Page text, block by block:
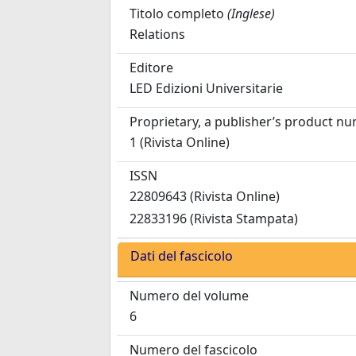
Titolo completo (Inglese)
Relations
Editore
LED Edizioni Universitarie
Proprietary, a publisher’s product
1 (Rivista Online)
ISSN
22809643 (Rivista Online)
22833196 (Rivista Stampata)
Dati del fascicolo
Numero del volume
6
Numero del fascicolo